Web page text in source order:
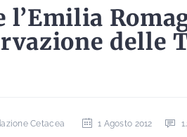
l’Emilia
delle
Cetacea 1 Agosto 2012